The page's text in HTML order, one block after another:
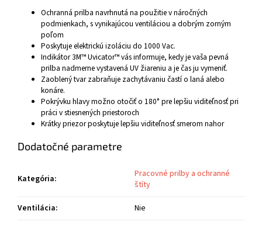
Ochranná prilba navrhnutá na použitie v náročných
podmienkach, s vynikajúcou ventiláciou a dobrým zorným
poľom
Poskytuje elektrickú izoláciu do 1000 Vac.
Indikátor 3M™ Uvicator™ vás informuje, kedy je vaša pevná
prilba nadmerne vystavená UV žiareniu a je čas ju vymeniť.
Zaoblený tvar zabraňuje zachytávaniu častí o laná alebo
konáre.
Pokrývku hlavy možno otočiť o 180° pre lepšiu viditeľnosť pri
práci v stiesnených priestoroch
Krátky priezor poskytuje lepšiu viditeľnosť smerom nahor
Dodatočné parametre
Kategória:
Pracovné prilby a ochranné
štíty
Ventilácia: Nie